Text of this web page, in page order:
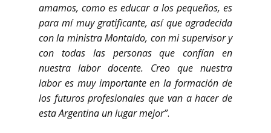
amamos, como es educar a los pequeños, es
para mí muy gratificante, así que agradecida
con la ministra Montaldo, con mi supervisor y
con todas las personas que confían en
nuestra labor docente. Creo que nuestra
labor es muy importante en la formación de
los futuros profesionales que van a hacer de
esta Argentina un lugar mejor”.